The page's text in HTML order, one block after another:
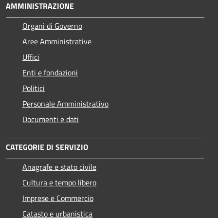
AMMINISTRAZIONE
Organi di Governo
Aree Amministrative
Uffici
Enti e fondazioni
Politici
Personale Amministrativo
Documenti e dati
CATEGORIE DI SERVIZIO
Anagrafe e stato civile
Cultura e tempo libero
Imprese e Commercio
Catasto e urbanistica